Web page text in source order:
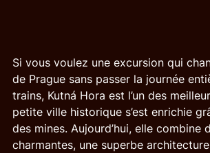
Si vous voulez une excursion qui
de Prague sans passer la journée
trains, Kutná Hora est l’un des
petite ville historique s’est enrichie
des mines. Aujourd’hui, elle combine
charmantes, une superbe